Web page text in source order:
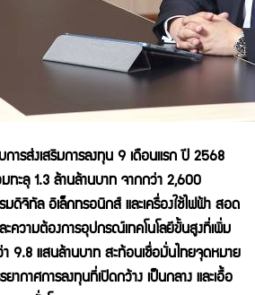
รส่งเสริมการลงทุน 9 เดือนแรก ปี 2568
มทะลุ 1.3 ล้านล้านบาท จากกว่า 2,600
มดิจิทัล อิเล็กทรอนิกส์ และเครื่องใช้ไฟฟ้า สอด
ะความต้องการอุปกรณ์เทคโนโลยีขั้นสูงที่เพิ่ม
า 9.8 แสนล้านบาท สะท้อนเชื่อมั่นไทยจุดหมาย
กาศการลงทุนที่เปิดกว้าง เป็นกลาง และเอื้อ